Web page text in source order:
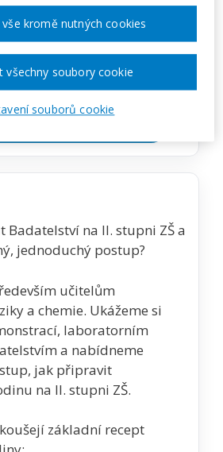
Badatelství na II. stupni ZŠ a
jednoduchý postup?
učitelům
a chemie. Ukážeme si
laboratorním
a nabídneme
jak připravit
na II. stupni ZŠ.
základní recept
souborů cookie
kromě nutných cookies
všechny soubory cookie